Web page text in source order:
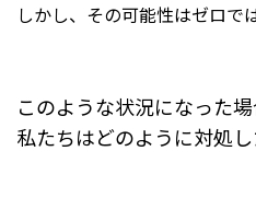
しかし、その可能性はゼロで
このような状況になった場
私たちはどのように対処